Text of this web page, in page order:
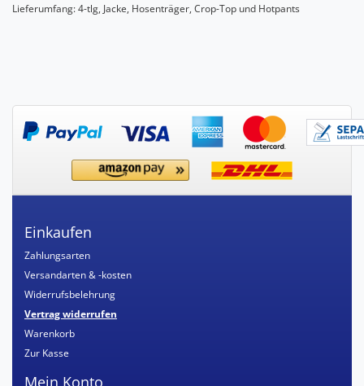
Lieferumfang: 4-tlg, Jacke, Hosenträger, Crop-Top und Hotpants
Einkaufen
Zahlungsarten
Versandarten & -kosten
Widerrufsbelehrung
Vertrag widerrufen
Warenkorb
Zur Kasse
Mein Konto